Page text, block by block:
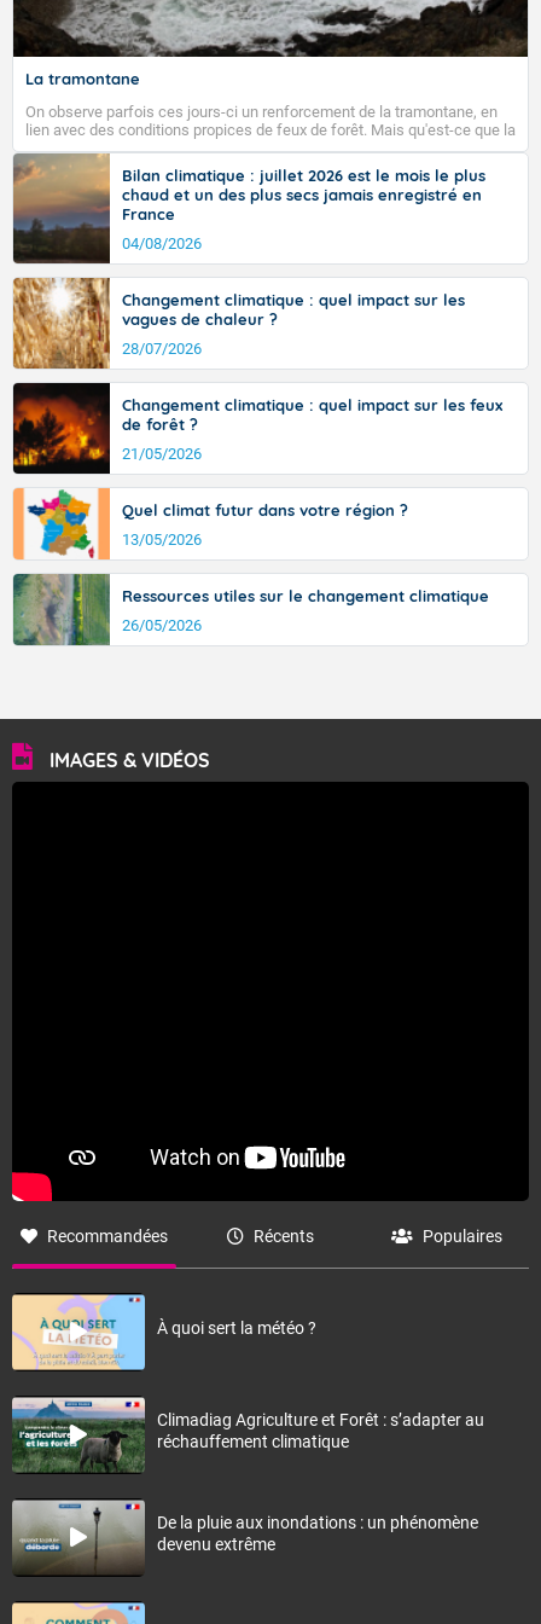
La tramontane
On observe parfois ces jours-ci un renforcement de la tramontane, en
lien avec des conditions propices de feux de forêt. Mais qu'est-ce que la
tramontane ? Quelles sont ses caractéristiques ? La tramontane est un
vent turbulent soufflant de secteur nord-ouest à nord, ou ouest à nord-
ouest, dans un secteur qui part du Roussillon à la vallée de l’Aude et à
l’ouest de l’Hérault. L’étymologie de ce vent vient du latin trasmontanus,
signifiant au-delà des monts, en allusion aux régions montagneuses
d’où provient ce vent.
Bilan climatique : juillet 2026 est le mois le plus
chaud et un des plus secs jamais enregistré en
France
04/08/2026
Changement climatique : quel impact sur les
vagues de chaleur ?
28/07/2026
Changement climatique : quel impact sur les feux
de forêt ?
21/05/2026
Quel climat futur dans votre région ?
13/05/2026
Ressources utiles sur le changement climatique
26/05/2026
IMAGES & VIDÉOS
Recommandées Récents Populaires
À quoi sert la météo ?
Climadiag Agriculture et Forêt : s’adapter au
réchauffement climatique
De la pluie aux inondations : un phénomène
devenu extrême